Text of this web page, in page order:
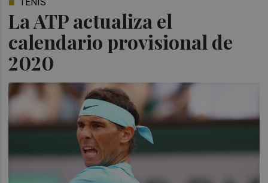
La ATP actualiza el
calendario provisional de
2020